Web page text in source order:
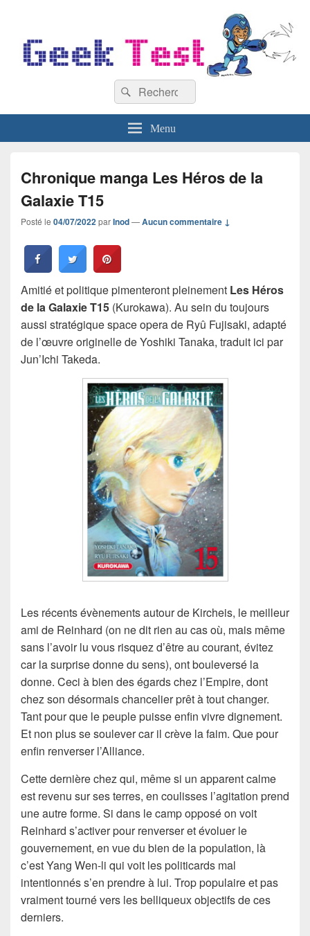
Recherche :
Rechercher
Menu
Chronique manga Les Héros de la
Galaxie T15
Posté le 04/07/2022parInod—Aucun commentaire ↓
Amitié et politique pimenteront pleinement Les Héros
de la Galaxie T15 (Kurokawa). Au sein du toujours
aussi stratégique space opera de Ryû Fujisaki, adapté
de l’œuvre originelle de Yoshiki Tanaka, traduit ici par
Jun’Ichi Takeda.
Les récents évènements autour de Kircheis, le meilleur
ami de Reinhard (on ne dit rien au cas où, mais même
sans l’avoir lu vous risquez d’être au courant, évitez
car la surprise donne du sens), ont bouleversé la
donne. Ceci à bien des égards chez l’Empire, dont
chez son désormais chancelier prêt à tout changer.
Tant pour que le peuple puisse enfin vivre dignement.
Et non plus se soulever car il crève la faim. Que pour
enfin renverser l’Alliance.
Cette dernière chez qui, même si un apparent calme
est revenu sur ses terres, en coulisses l’agitation prend
une autre forme. Si dans le camp opposé on voit
Reinhard s’activer pour renverser et évoluer le
gouvernement, en vue du bien de la population, là
c’est Yang Wen-li qui voit les politicards mal
intentionnés s’en prendre à lui. Trop populaire et pas
vraiment tourné vers les belliqueux objectifs de ces
derniers.